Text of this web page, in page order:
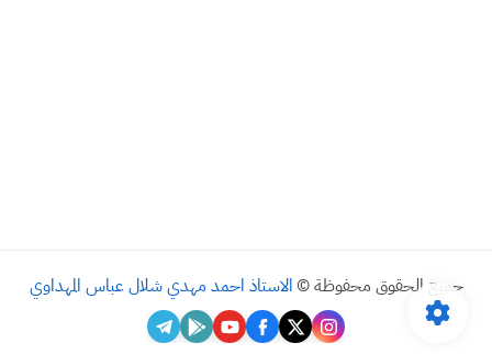
جميع الحقوق محفوظة © الاستاذ احمد مهدي شلال عباس المهداوي